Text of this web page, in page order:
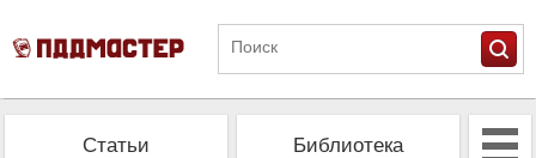
Статьи Библиотека